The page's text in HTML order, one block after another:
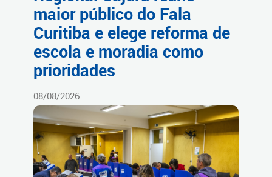
maior público do Fala
Curitiba e elege reforma de
escola e moradia como
prioridades
08/08/2026